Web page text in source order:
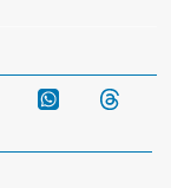
Telegram WhatsApp